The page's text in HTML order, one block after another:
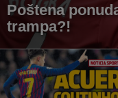
Poštena
trampa?!